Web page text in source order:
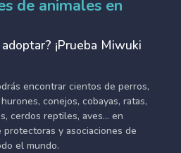
de animales en
¡Prueba Miwuki
encontrar cientos de perros,
conejos, cobayas, ratas,
cerdos reptiles, aves... en
y asociaciones de
el mundo.